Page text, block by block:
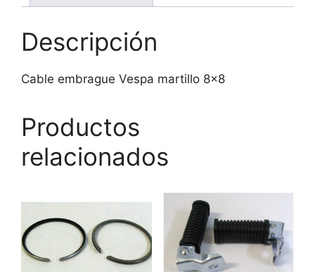
Descripción
Cable embrague Vespa martillo 8×8
Productos
relacionados